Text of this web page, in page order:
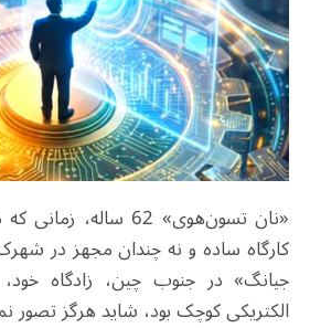
کارگاه ساده و نه چندان مجهز در
جیانگ» در جنوب چین، زادگاه